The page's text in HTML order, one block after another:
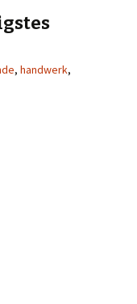
, handwerk,